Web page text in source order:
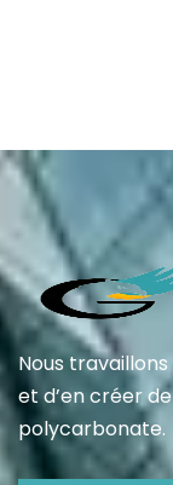
Nous
et d’en créer
polycarbonate.